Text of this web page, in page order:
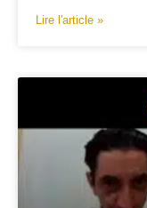
Lire l'article »